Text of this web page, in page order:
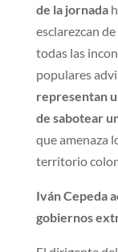
de la jornada
esclarezcan
todas las
populares
representan
de sabotear
que amenaza
territorio
Iván Cepeda
gobiernos